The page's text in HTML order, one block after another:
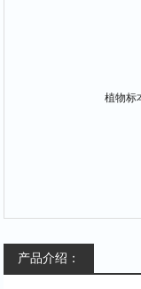
产品介绍：